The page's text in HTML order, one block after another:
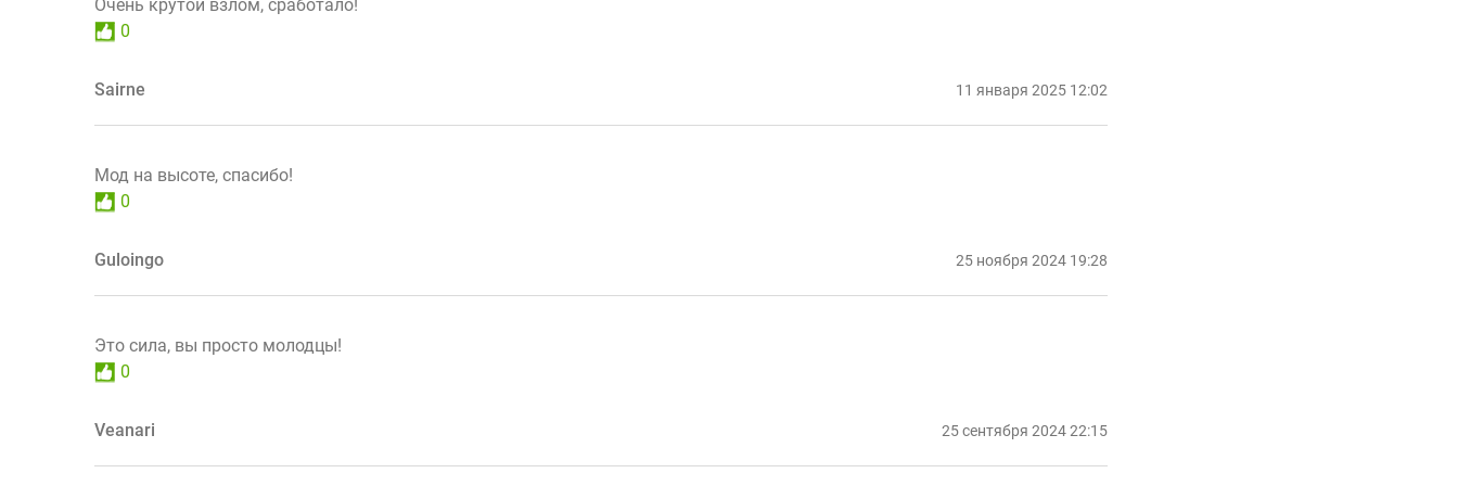
Очень крутой взлом, сработало!
0
Sairne 11 января 2025 12:02
Мод на высоте, спасибо!
0
Guloingo 25 ноября 2024 19:28
Это сила, вы просто молодцы!
0
Veanari 25 сентября 2024 22:15